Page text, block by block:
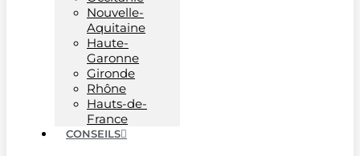
Nouvelle-
Aquitaine
Haute-
Garonne
Gironde
Rhône
Hauts-de-
France
CONSEILS